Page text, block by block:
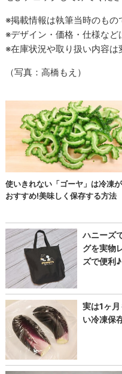
※掲載情報は執筆当時のもの
※デザイン・価格・仕様など
※在庫状況や取り扱い内容は
（写真：高橋もえ）